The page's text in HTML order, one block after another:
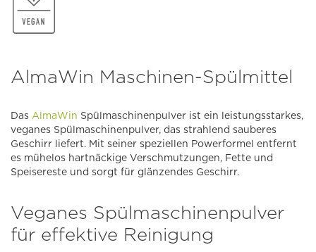
AlmaWin Maschinen-Spülmittel
Das AlmaWin Spülmaschinenpulver ist ein leistungsstarkes,
veganes Spülmaschinenpulver, das strahlend sauberes
Geschirr liefert. Mit seiner speziellen Powerformel entfernt
es mühelos hartnäckige Verschmutzungen, Fette und
Speisereste und sorgt für glänzendes Geschirr.
Veganes Spülmaschinenpulver
für effektive Reinigung